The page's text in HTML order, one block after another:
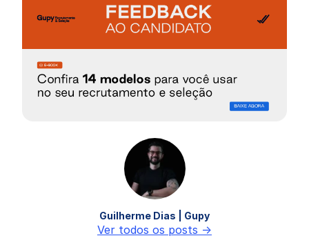
Guilherme Dias | Gupy
Ver todos os posts ->